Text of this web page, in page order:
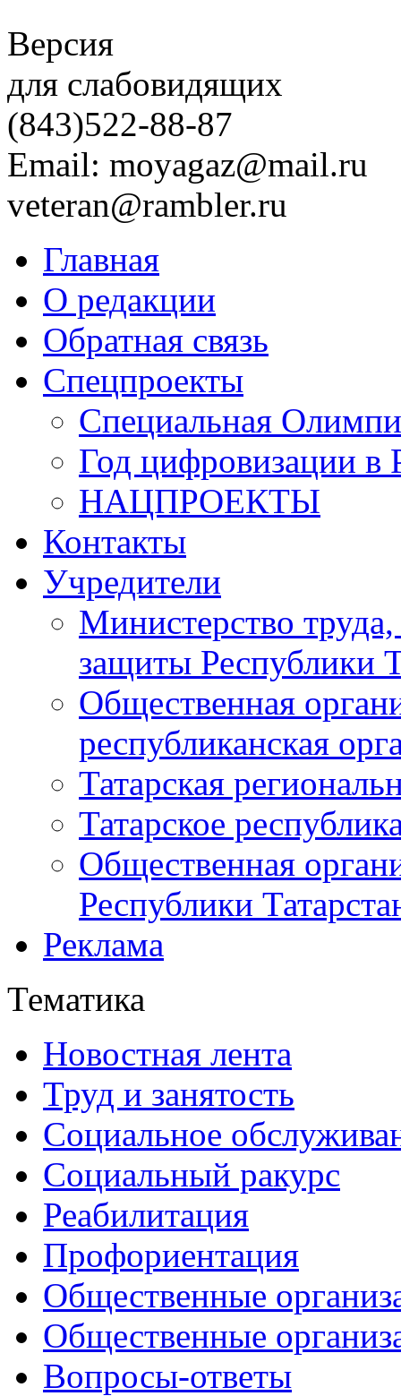
Версия
для слабовидящих
(843)522-88-87
Email: moyagaz@mail.ru
veteran@rambler.ru
Главная
О редакции
Обратная связь
Спецпроекты
Специальная
Год цифровизации в
НАЦПРОЕКТЫ
Контакты
Учредители
Министерство
защиты Республики
Общественная
республиканская
Татарская
Татарское
Общественная
Республики
Реклама
Тематика
Новостная лента
Труд и занятость
Социальное
Социальный ракурс
Реабилитация
Профориентация
Общественные
Общественные
Вопросы-ответы